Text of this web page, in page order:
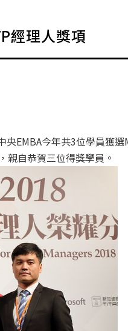
經理人獎項
EMBA今年共3位學員獲選
親自恭賀三位得獎學員。